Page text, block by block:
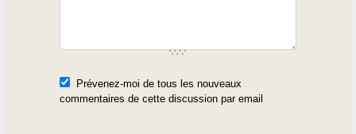
Prévenez-moi de tous les nouveaux
commentaires de cette discussion par email